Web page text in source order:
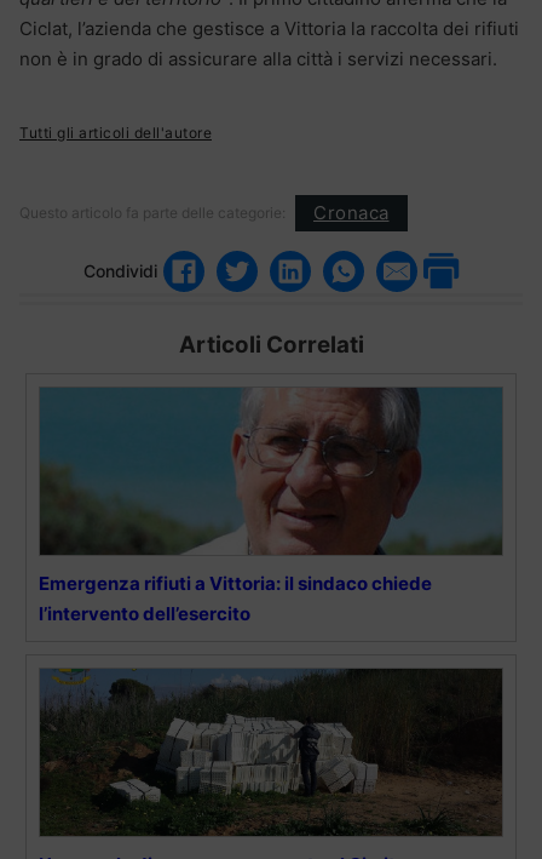
Ciclat, l’azienda che gestisce a Vittoria la raccolta dei rifiuti
non è in grado di assicurare alla città i servizi necessari.
Tutti gli articoli dell'autore
Questo articolo fa parte delle categorie: Cronaca
Condividi
Articoli Correlati
Emergenza rifiuti a Vittoria: il sindaco chiede
l’intervento dell’esercito